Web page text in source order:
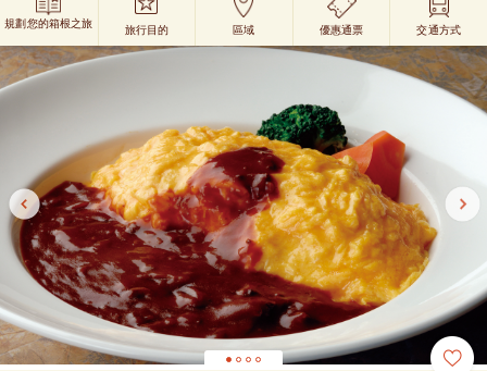
規劃您的箱根之旅 旅行目的 區域 優惠通票 交通方式